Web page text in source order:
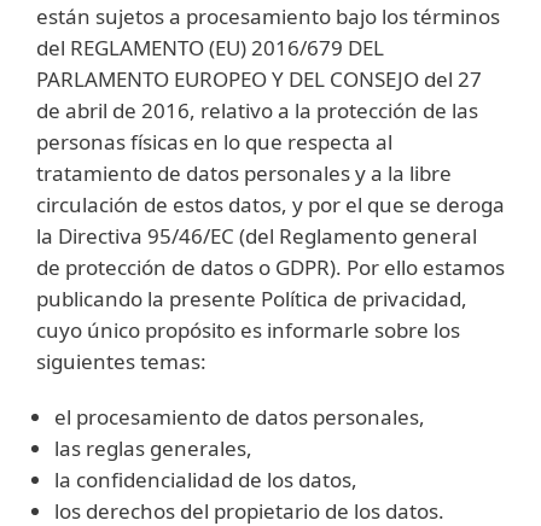
están sujetos a procesamiento bajo los términos
del REGLAMENTO (EU) 2016/679 DEL
PARLAMENTO EUROPEO Y DEL CONSEJO del 27
de abril de 2016, relativo a la protección de las
personas físicas en lo que respecta al
tratamiento de datos personales y a la libre
circulación de estos datos, y por el que se deroga
la Directiva 95/46/EC (del Reglamento general
de protección de datos o GDPR). Por ello estamos
publicando la presente Política de privacidad,
cuyo único propósito es informarle sobre los
siguientes temas:
el procesamiento de datos personales,
las reglas generales,
la confidencialidad de los datos,
los derechos del propietario de los datos.